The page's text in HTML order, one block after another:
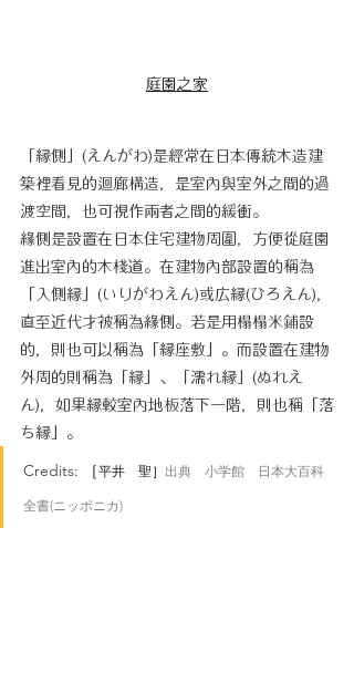
庭園之家
「縁側」(えんがわ)是經常在日本傳統木造建
築裡看見的迴廊構造，是室內與室外之間的過
渡空間，也可視作兩者之間的緩衝。
緣側是設置在日本住宅建物周圍，方便從庭園
進出室內的木棧道。在建物內部設置的稱為
「入側縁」(いりがわえん)或広縁(ひろえん)，
直至近代才被稱為緣側。若是用榻榻米鋪設
的，則也可以稱為「縁座敷」。而設置在建物
外周的則稱為「縁」、「濡れ縁」(ぬれえ
ん)，如果縁較室內地板落下一階，則也稱「落
ち縁」。
Credits: ［平井　聖］ 出典　小学館　日本大百科
全書(ニッポニカ)